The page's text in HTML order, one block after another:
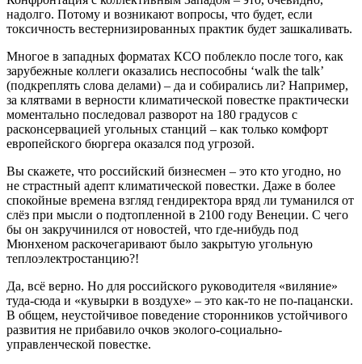
надолго. Потому и возникают вопросы, что будет, если
токсичность вестернизированных практик будет зашкаливать.
Многое в западных форматах КСО поблекло после того, как
зарубежные коллеги оказались неспособны ‘walk the talk’
(подкреплять слова делами) – да и собирались ли? Например,
за клятвами в верности климатической повестке практически
моментально последовал разворот на 180 градусов с
расконсервацией угольных станций – как только комфорт
европейского бюргера оказался под угрозой.
Вы скажете, что российский бизнесмен – это кто угодно, но
не страстный адепт климатической повестки. Даже в более
спокойные времена взгляд гендиректора вряд ли туманился от
слёз при мысли о подтопленной в 2100 году Венеции. С чего
бы он закручинился от новостей, что где-нибудь под
Мюнхеном раскочегаривают было закрытую угольную
теплоэлектростанцию?!
Да, всё верно. Но для российского руководителя «виляние»
туда-сюда и «кувырки в воздухе» – это как-то не по-пацански.
В общем, неустойчивое поведение сторонников устойчивого
развития не прибавило очков эколого-социально-
управленческой повестке.